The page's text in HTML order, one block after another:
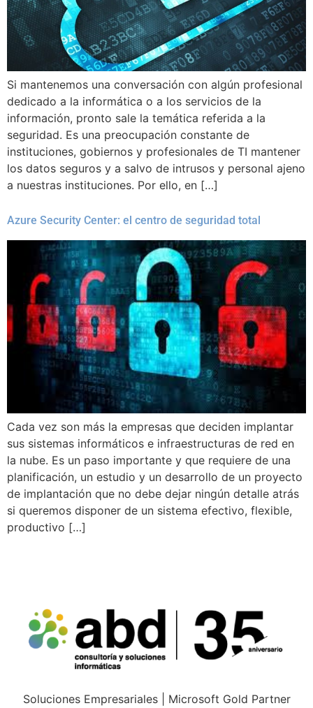
Si mantenemos una conversación con algún profesional
dedicado a la informática o a los servicios de la
información, pronto sale la temática referida a la
seguridad. Es una preocupación constante de
instituciones, gobiernos y profesionales de TI mantener
los datos seguros y a salvo de intrusos y personal ajeno
a nuestras instituciones. Por ello, en […]
Azure Security Center: el centro de seguridad total
Cada vez son más la empresas que deciden implantar
sus sistemas informáticos e infraestructuras de red en
la nube. Es un paso importante y que requiere de una
planificación, un estudio y un desarrollo de un proyecto
de implantación que no debe dejar ningún detalle atrás
si queremos disponer de un sistema efectivo, flexible,
productivo […]
Soluciones Empresariales | Microsoft Gold Partner